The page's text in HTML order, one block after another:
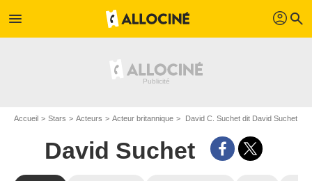
menu profil search
Accueil Stars Acteurs Acteur britannique David C. Suchet dit David Suchet
David Suchet